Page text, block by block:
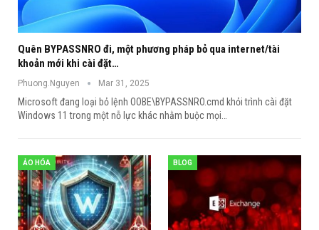
Quên BYPASSNRO đi, một phương pháp bỏ qua internet/tài
khoản mới khi cài đặt…
Phuong.Nguyen Mar 31, 2025
Microsoft đang loại bỏ lệnh OOBE\BYPASSNRO.cmd khỏi trình cài đặt
Windows 11 trong một nỗ lực khác nhằm buộc mọi…
ẢO HÓA BLOG